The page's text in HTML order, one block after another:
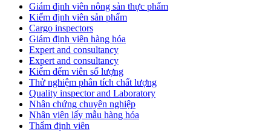
Giám định viên nông sản thực phẩm
Kiểm định viên sản phẩm
Cargo inspectors
Giám định viên hàng hóa
Expert and consultancy
Expert and consultancy
Kiểm đếm viên số lượng
Thử nghiệm phân tích chất lượng
Quality inspector and Laboratory
Nhân chứng chuyên nghiệp
Nhân viên lấy mẫu hàng hóa
Thẩm định viên